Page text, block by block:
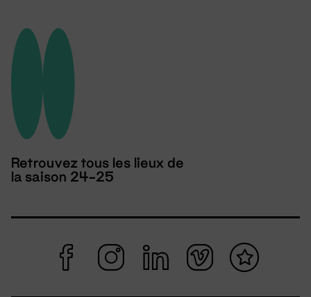
Retrouvez tous les lieux de
la saison 24-25